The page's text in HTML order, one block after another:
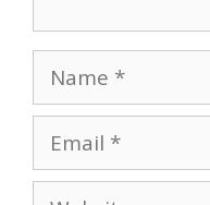
Name
Email
Website